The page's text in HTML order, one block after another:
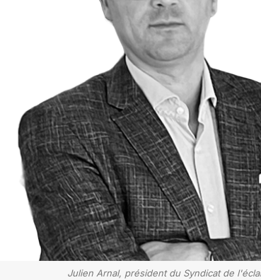
Julien Arnal, président du Syndicat de